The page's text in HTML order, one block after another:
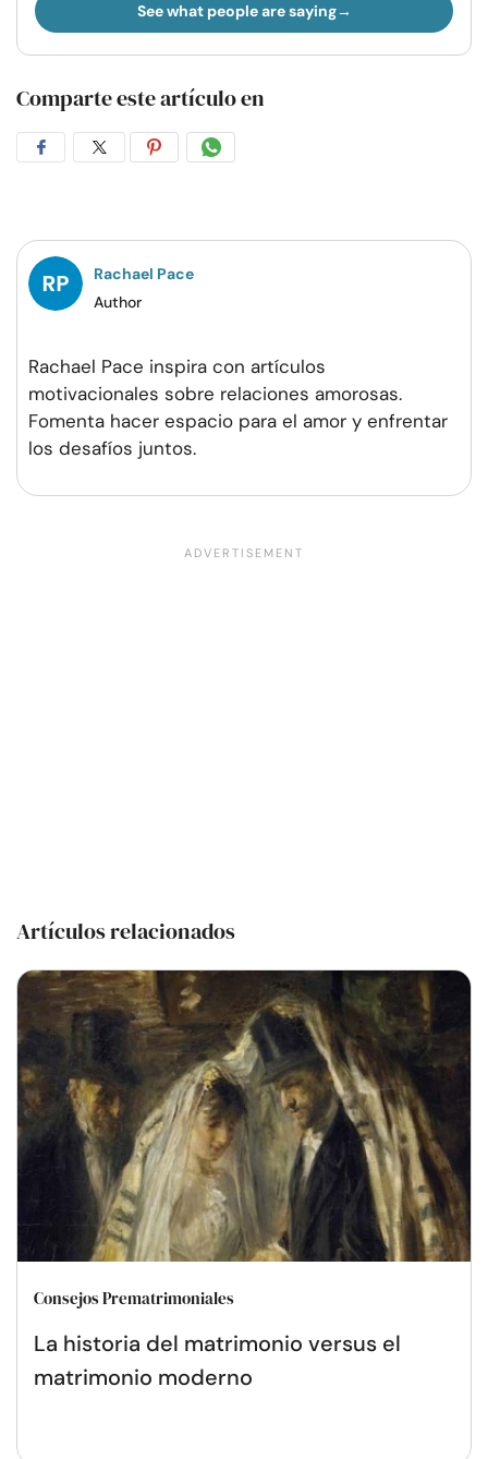
See what people are saying
Comparte este artículo en
CompartirCompartirCompartirCompartir
Rachael Pace
Author
Rachael Pace inspira con artículos
motivacionales sobre relaciones amorosas.
Fomenta hacer espacio para el amor y enfrentar
los desafíos juntos.
Artículos relacionados
Consejos Prematrimoniales
La historia del matrimonio versus el
matrimonio moderno